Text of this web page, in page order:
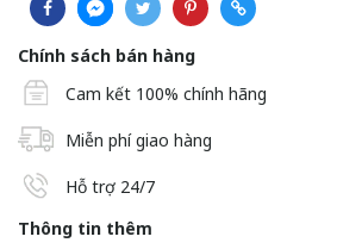
Chính sách bán hàng
Cam kết 100% chính hãng
Miễn phí giao hàng
Hỗ trợ 24/7
Thông tin thêm